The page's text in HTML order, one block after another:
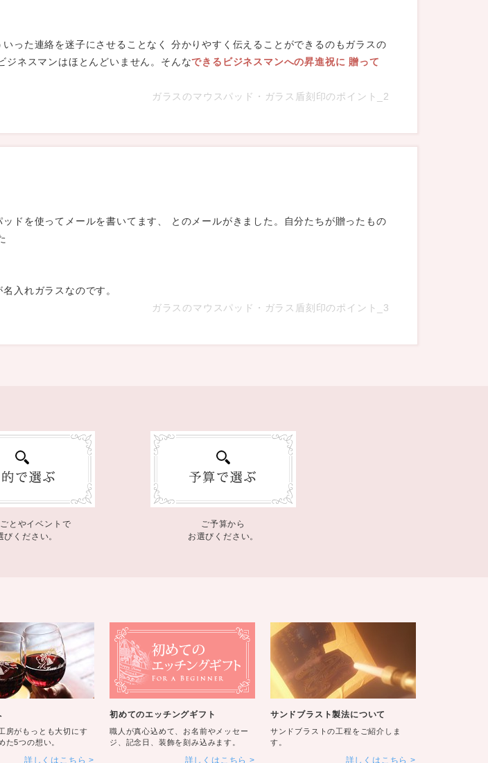
った連絡を迷子にさせることなく 分かりやすく伝えることができるのもガラスの
ジネスマンはほとんどいません。そんなできるビジネスマンへの昇進祝に 贈って
ガラスのマウスパッド・ガラス盾刻印のポイント_2
ドを使ってメールを書いてます、 とのメールがきました。自分たちが贈ったもの
入れガラスなのです。
ガラスのマウスパッド・ガラス盾刻印のポイント_3
とやイベントで
びください。
ご予算から
お選びください。
房がもっとも大切にす
た5つの想い。
詳しくはこちら
初めてのエッチングギフト
職人が真心込めて、お名前やメッセー
ジ、記念日、装飾を刻み込みます。
詳しくはこちら
サンドブラスト製法について
サンドブラストの工程をご紹介しま
す。
詳しくはこちら